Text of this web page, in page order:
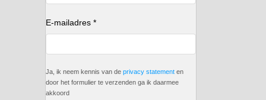
E-mailadres *
Ja, ik neem kennis van de privacy statement en
door het formulier te verzenden ga ik daarmee
akkoord